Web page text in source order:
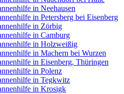
in Neehausen
in Petersberg bei Eisenberg
in Zörbig
in Camburg
in Holzweißig
in Machern bei Wurzen
in Eisenberg, Thüringen
in Polenz
in Tegkwitz
in Krosigk